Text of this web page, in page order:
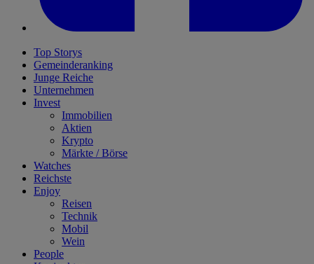
Top Storys
Gemeinderanking
Junge Reiche
Unternehmen
Invest
Immobilien
Aktien
Krypto
Märkte / Börse
Watches
Reichste
Enjoy
Reisen
Technik
Mobil
Wein
People